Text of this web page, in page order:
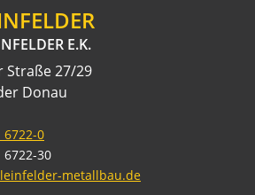
E.K.
Straße 27/29
Donau
6722-0
6722-30
metallbau.de